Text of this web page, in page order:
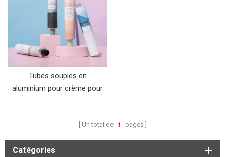
Tubes souples en
aluminium pour crème pour
le visage
Un total de 1 pages
Catégories